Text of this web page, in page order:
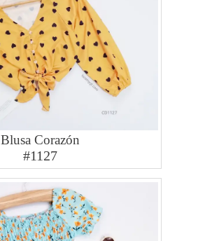
Blusa Corazón
#1127